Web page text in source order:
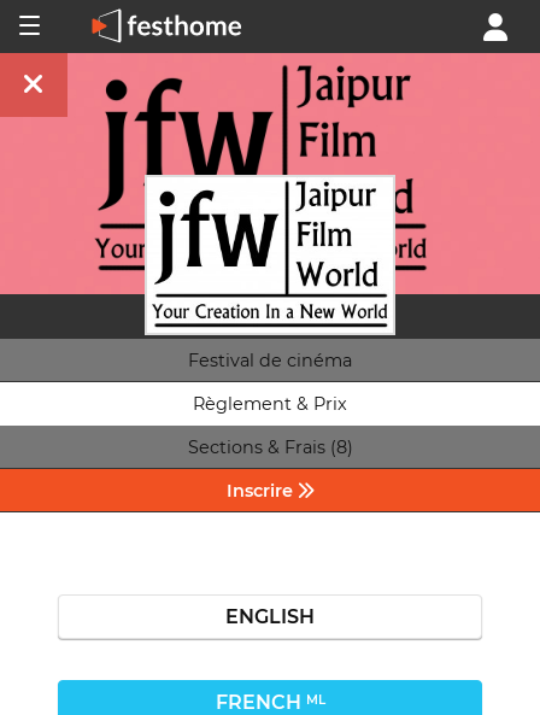
Festival de cinéma
Règlement & Prix
Sections & Frais (8)
Inscrire
ENGLISH
FRENCH ML